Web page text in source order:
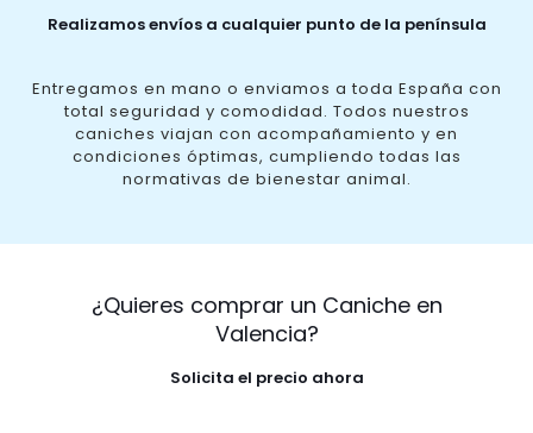
Realizamos envíos a cualquier punto de la península
Entregamos en mano o enviamos a toda España con
total seguridad y comodidad. Todos nuestros
caniches viajan con acompañamiento y en
condiciones óptimas, cumpliendo todas las
normativas de bienestar animal.
¿Quieres comprar un Caniche en
Valencia?
Solicita el precio ahora